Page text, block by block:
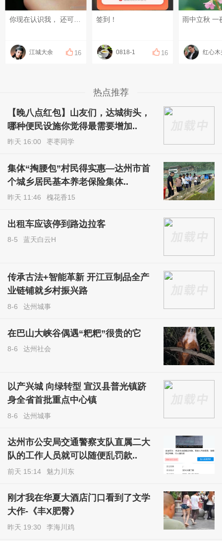
你现在认识我， 还可以陪你去逛街， 和你做你喜欢的事， 再过几年就不行了， 睡醒了， 就得忙着去领鸡蛋、领洗手粉了… #逗逼大擂台#
江城大余 16
签到！
0818-1 16 红心木
热点推荐
【晚八点红包】山友们，达城街头，
哪种便民设施你觉得最需要增加..
昨天 16:00 枣枣同学
集体“掏腰包”村民得实惠—达州市首
个城乡居民基本养老保险集体..
昨天 11:46 槐花香15
出租车应该停到路边拉客
8-5 蓝天白云H
传承古法+智能革新 开江豆制品全产
业链铺就乡村振兴路
8-6 达州城事
在巴山大峡谷偶遇“粑粑”很贵的它
8-6 达州社会
以产兴城 向绿转型 宣汉县普光镇跻
身全省首批重点中心镇
8-6 达州城事
达州市公安局交通警察支队直属二大
队的工作人员就可以随便乱罚款..
前天 15:14 魅力川东
刚才我在华夏大酒店门口看到了文学
大作-《丰X肥臀》
昨天 19:30 李海川鸡